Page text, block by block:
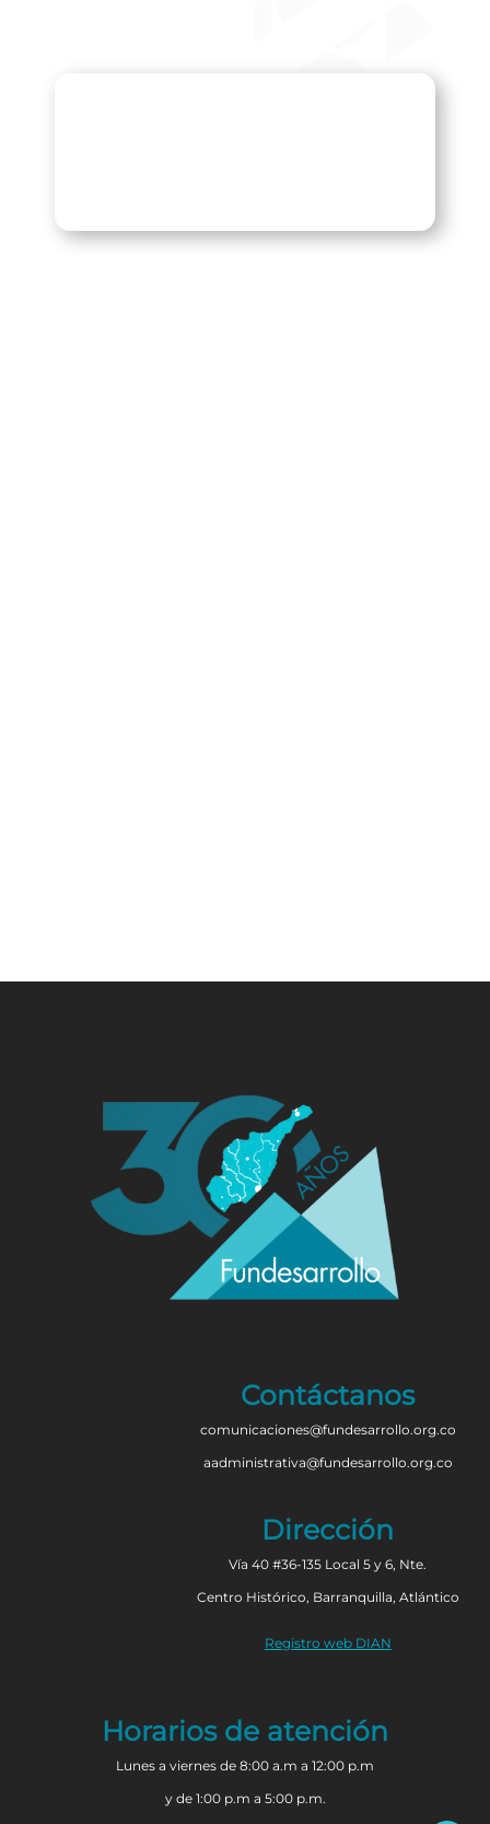
Contáctanos
comunicaciones@fundesarrollo.org.co
aadministrativa@fundesarrollo.org.co
Dirección
Vía 40 #36-135 Local 5 y 6, Nte.
Centro Histórico, Barranquilla, Atlántico
Registro web DIAN
Horarios de atención
Lunes a viernes de 8:00 a.m a 12:00 p.m
y de 1:00 p.m a 5:00 p.m.